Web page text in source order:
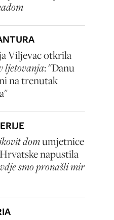
Viljevac otkrila
ljetovanja: "Danu
na trenutak
domumjetnice
napustila
smo pronašli mir